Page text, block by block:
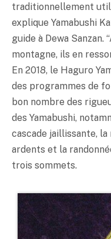
traditionnellement
explique Yamabushi
guide à Dewa Sanzan.
montagne, ils en
En 2018, le Haguro
des programmes de
bon nombre des
des Yamabushi,
cascade jaillissante,
ardents et la
trois sommets.